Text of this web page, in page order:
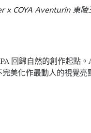
x COYA Aventurin 東陵
回歸自然的創作起點
美化作最動人的視覺